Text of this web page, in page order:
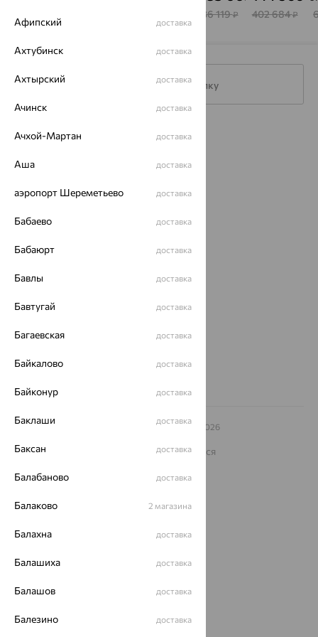
BRILLIANT
236 119₽ 402 684₽
Подписаться на рассылку
Каталог
Акции
Магазины
Покупателям
ул. Зегеля, 27/2
8 (800) 250-02-30
© ООО «Ювелирный дом «Кристалл»,2009 – 2026
На информационном ресурсе применяются
ОГРН 1044800168379
Афипский доставка
Ахтубинск доставка
Ахтырский доставка
Ачинск доставка
Ачхой-Мартан доставка
Аша доставка
аэропорт Шереметьево доставка
Бабаево доставка
Бабаюрт доставка
Бавлы доставка
Бавтугай доставка
Багаевская доставка
Байкалово доставка
Байконур доставка
Баклаши доставка
Баксан доставка
Балабаново доставка
Балаково 2 магазина
Балахна доставка
Балашиха доставка
Балашов доставка
Балезино доставка